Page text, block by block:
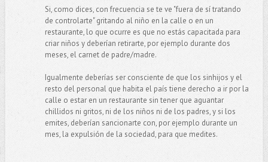
Si, como dices, con frecuencia se te ve "fuera de sí tratando
de controlarte" gritando al niño en la calle o en un
restaurante, lo que ocurre es que no estás capacitada para
criar niños y deberían retirarte, por ejemplo durante dos
meses, el carnet de padre/madre.
Igualmente deberías ser consciente de que los sinhijos y el
resto del personal que habita el país tiene derecho a ir por la
calle o estar en un restaurante sin tener que aguantar
chillidos ni gritos, ni de los niños ni de los padres, y si los
emites, deberían sancionarte con, por ejemplo durante un
mes, la expulsión de la sociedad, para que medites.